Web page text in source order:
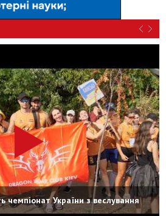
чемпіонат України з веслування